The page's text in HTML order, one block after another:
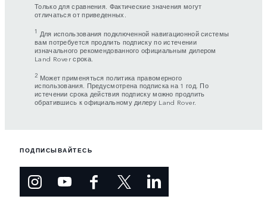
Только для сравнения. Фактические значения могут
отличаться от приведенных.
1 Для использования подключенной навигационной системы
вам потребуется продлить подписку по истечении
изначального рекомендованного официальным дилером
Land Rover срока.
2 Может применяться политика правомерного
использования. Предусмотрена подписка на 1 год. По
истечении срока действия подписку можно продлить
обратившись к официальному дилеру Land Rover.
ПОДПИСЫВАЙТЕСЬ